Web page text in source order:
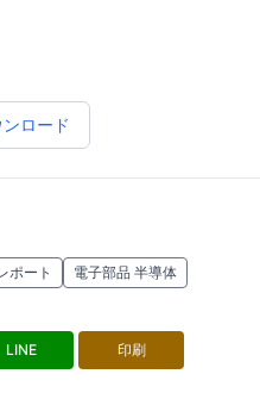
ロード
ポート 電子部品 半導体
LINE 印刷